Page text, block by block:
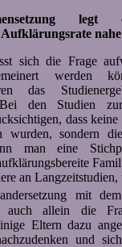
nahe
sich die Frage
werden
das
den Studien
dass
wurden, sondern
man eine
an
mit
auch allein die
Eltern dazu
und